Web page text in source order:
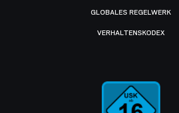
GLOBALES REGELWERK
VERHALTENSKODEX